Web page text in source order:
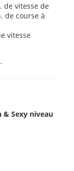
de vitesse de
de course à
vitesse
& Sexy niveau